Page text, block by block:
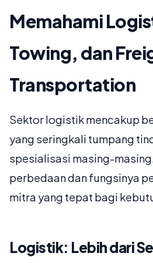
Memahami
Towing, dan
Transportation
Sektor logistik mencakup
yang seringkali tumpang
spesialisasi masing-
perbedaan dan fungsinya
mitra yang tepat bagi
Logistik: Lebih dari